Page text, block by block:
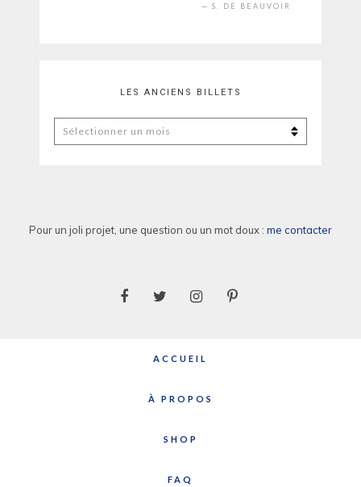
S. DE BEAUVOIR
LES ANCIENS BILLETS
Les
anciens
Pour un joli projet, une question ou un mot doux : me contacter
ACCUEIL
À PROPOS
SHOP
FAQ